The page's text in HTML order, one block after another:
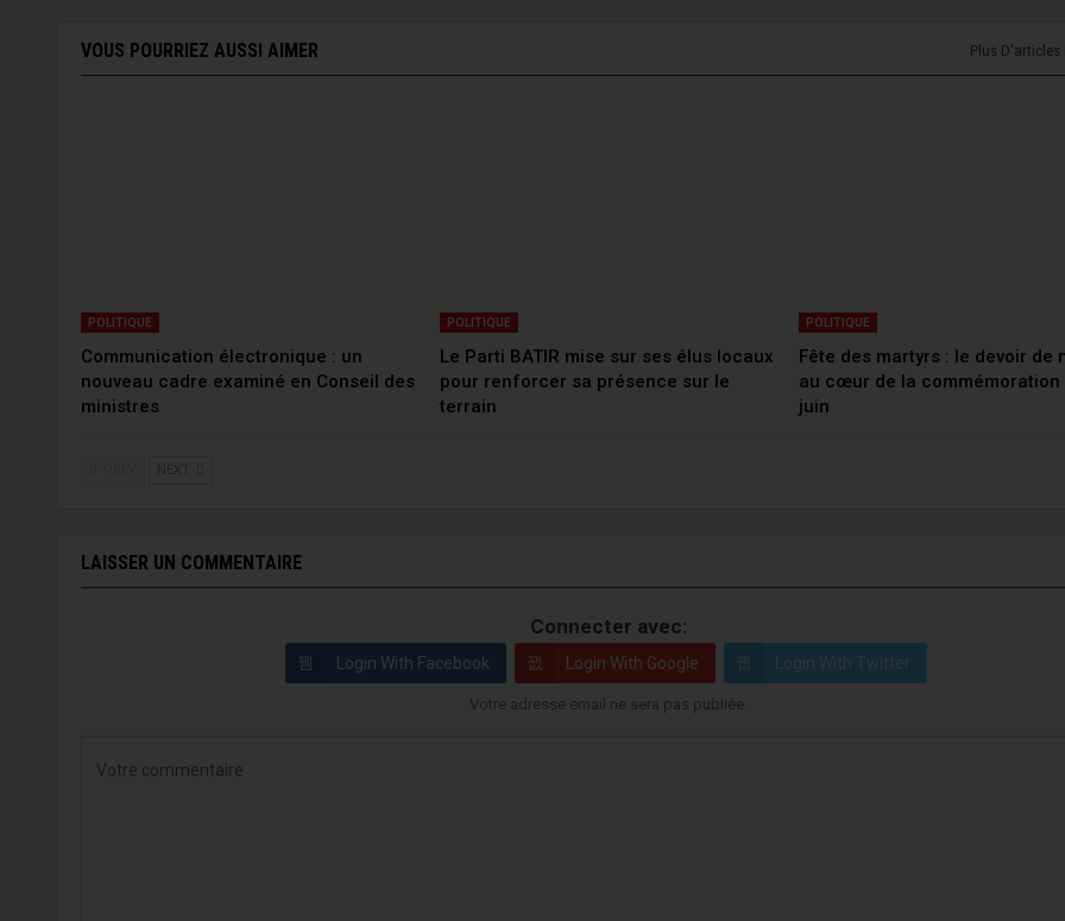
VOUS POURRIEZ AUSSI AIMER Plus D'articles
POLITIQUE
Communication électronique : un
nouveau cadre examiné en Conseil des
ministres
POLITIQUE
Le Parti BATIR mise sur ses élus locaux
pour renforcer sa présence sur le
terrain
POLITIQUE
Fête des martyrs : le devoir de
au cœur de la commémoration
juin
LAISSER UN COMMENTAIRE
Connecter avec:
Login With Facebook Login With Google Login With Twitter
Votre adresse email ne sera pas publiée.